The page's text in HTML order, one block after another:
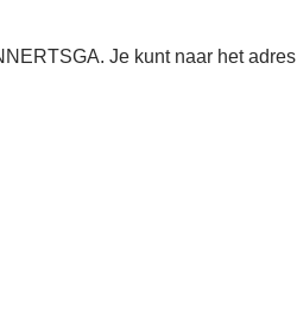
Je kunt naar het